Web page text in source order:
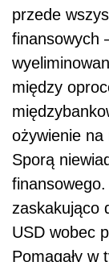
przede
finansowych
między
ożywienie na
Sporą
zaskakująco
USD wobec
Pomagały w